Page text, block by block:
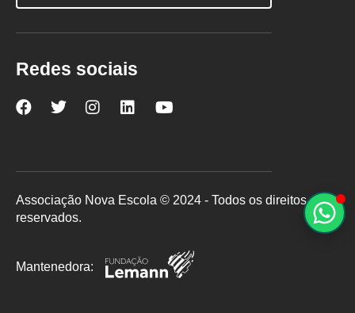
Redes sociais
Nova
Facebook
Nova
Twitter
Nova
Instagram
Nova
LinkedInYouTube
Associação Nova Escola © 2024 - Todos os direitos
reservados.
Mantenedora: